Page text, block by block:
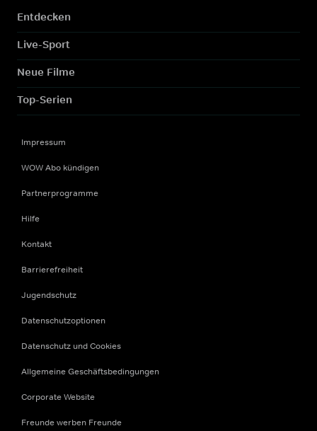
Entdecken
Live-Sport
Neue Filme
Top-Serien
Impressum
WOW Abo kündigen
Partnerprogramme
Hilfe
Kontakt
Barrierefreiheit
Jugendschutz
Datenschutzoptionen
Datenschutz und Cookies
Allgemeine Geschäftsbedingungen
Corporate Website
Freunde werben Freunde